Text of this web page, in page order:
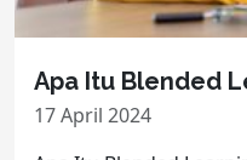
Apa Itu Blended
17 April 2024